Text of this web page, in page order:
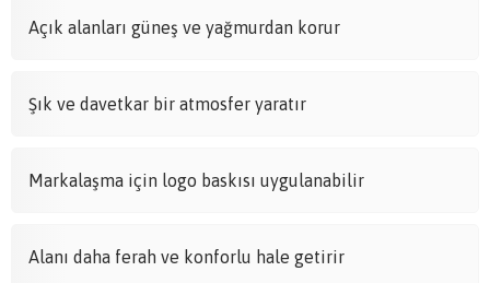
Açık alanları güneş ve yağmurdan korur
Şık ve davetkar bir atmosfer yaratır
Markalaşma için logo baskısı uygulanabilir
Alanı daha ferah ve konforlu hale getirir